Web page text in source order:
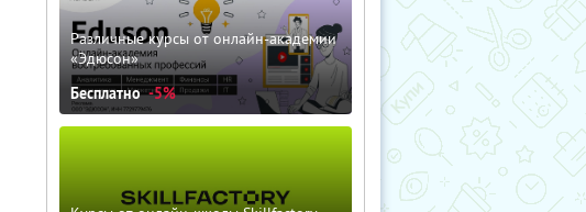
Различные курсы от онлайн-академии
«Эдюсон»
Бесплатно -5%